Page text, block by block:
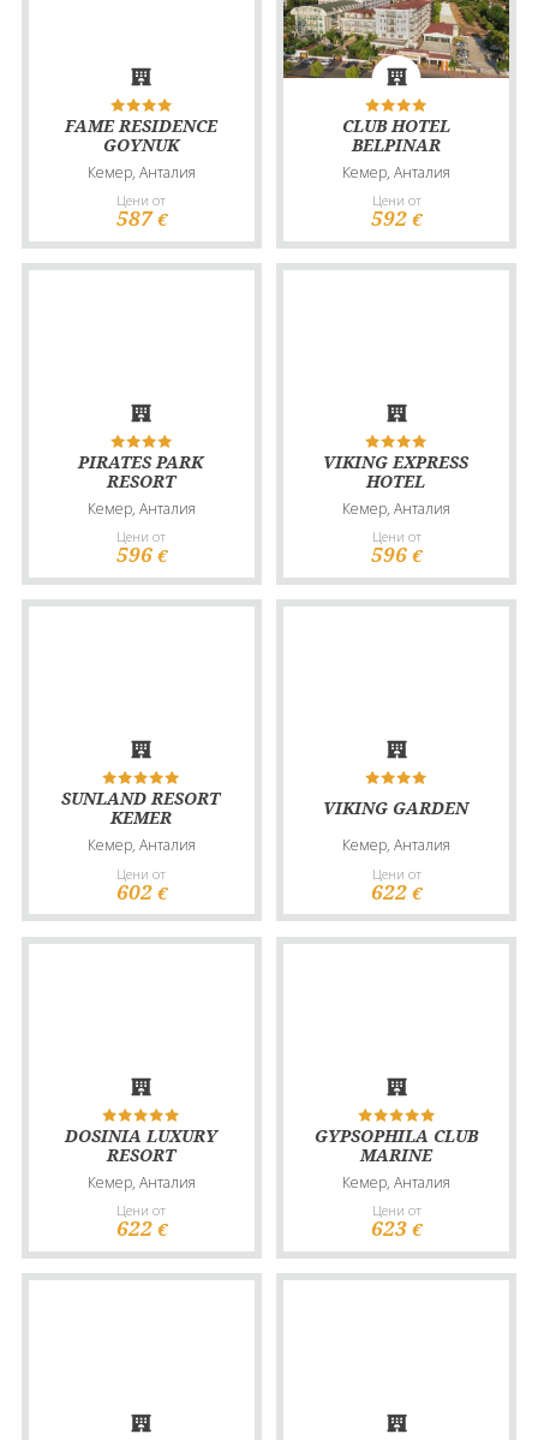
FAME RESIDENCE
GOYNUK
Кемер, Анталия
Цени от
587 €
CLUB HOTEL
BELPINAR
Кемер, Анталия
Цени от
592 €
PIRATES PARK
RESORT
Кемер, Анталия
Цени от
596 €
VIKING EXPRESS
HOTEL
Кемер, Анталия
Цени от
596 €
SUNLAND RESORT
KEMER
Кемер, Анталия
Цени от
602 €
VIKING GARDEN
Кемер, Анталия
Цени от
622 €
DOSINIA LUXURY
RESORT
Кемер, Анталия
Цени от
622 €
GYPSOPHILA CLUB
MARINE
Кемер, Анталия
Цени от
623 €